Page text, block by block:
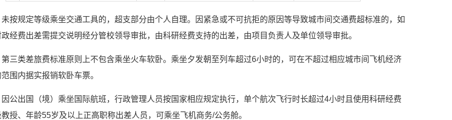
未按规定等级乘坐交通工具的，超支部分由个人自理。因紧急或不可抗拒的原因等导致城市间交通费超标准的，如
经费出差需提交说明经分管校领导审批，由科研经费支持的出差，由项目负责人及单位领导审批。
第三类差旅费标准原则上不包含乘坐火车软卧。乘坐夕发朝至列车超过6小时的，可在不超过相应城市间飞机经济
围内据实报销软卧车票。
因公出国（境）乘坐国际航班，行政管理人员按国家相应规定执行，单个航次飞行时长超过4小时且使用科研经费
授、年龄55岁及以上正高职称出差人员，可乘坐飞机商务/公务舱。